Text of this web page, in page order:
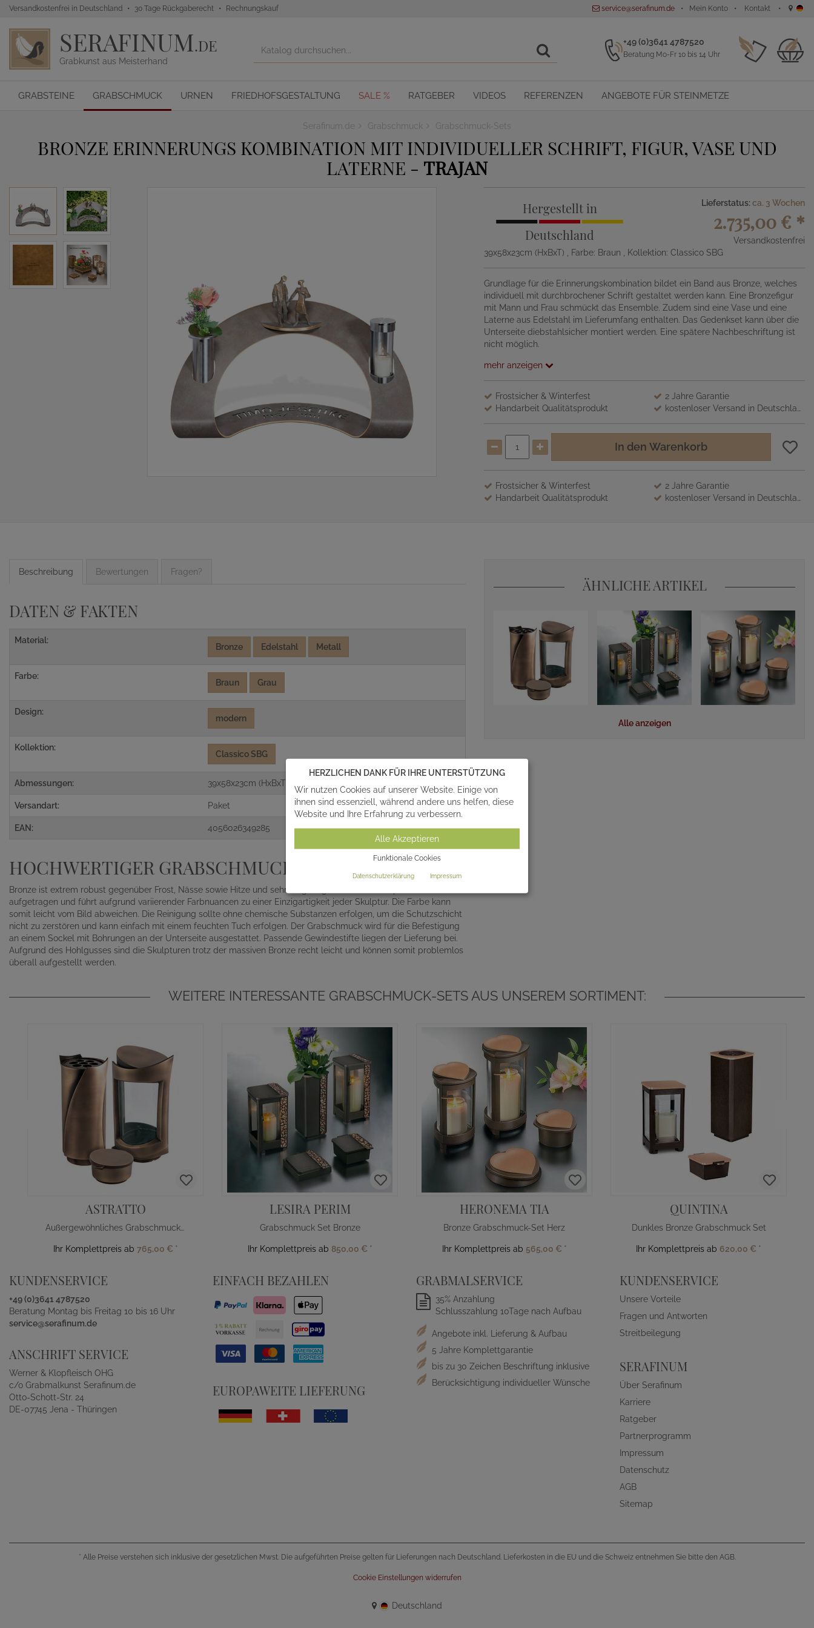
Versandkostenfrei in Deutschland 30 Tage Rückgaberecht Rechnungskauf service@serafinum.de Mein Konto Kontakt
SERAFINUM.DE
Grabkunst aus Meisterhand
+49 (0)3641 4787520
Beratung Mo-Fr 10 bis 14 Uhr
GRABSTEINE GRABSCHMUCK URNEN FRIEDHOFSGESTALTUNG SALE % RATGEBER VIDEOS REFERENZEN ANGEBOTE FÜR STEINMETZE
Serafinum.de Grabschmuck Grabschmuck-Sets
BRONZE ERINNERUNGS KOMBINATION MIT INDIVIDUELLER SCHRIFT, FIGUR, VASE UND
LATERNE - TRAJAN
Hergestellt in
Deutschland
Lieferstatus: ca. 3 Wochen
2.735,00 € *
Versandkostenfrei
39x58x23cm (HxBxT)
, Farbe: Braun , Kollektion: Classico SBG
Grundlage für die Erinnerungskombination bildet ein Band aus Bronze, welches
individuell mit durchbrochener Schrift gestaltet werden kann. Eine Bronzefigur
mit Mann und Frau schmückt das Ensemble. Zudem sind eine Vase und eine
Laterne aus Edelstahl im Lieferumfang enthalten. Das Gedenkset kann über die
Unterseite diebstahlsicher montiert werden. Eine spätere Nachbeschriftung ist
nicht möglich.
mehr anzeigen
Frostsicher & Winterfest
2 Jahre Garantie
Handarbeit Qualitätsprodukt
kostenloser Versand in Deutschland
In den Warenkorb
Frostsicher & Winterfest
2 Jahre Garantie
Handarbeit Qualitätsprodukt
kostenloser Versand in Deutschland
Beschreibung Bewertungen Fragen?
DATEN & FAKTEN
Material:
Bronze Edelstahl Metall
Farbe:
Braun Grau
Design:
modern
Kollektion:
Classico SBG
Abmessungen: 39x58x23cm (HxBxT)
Versandart: Paket
EAN: 4056026349285
HOCHWERTIGER GRABSCHMUCK AUS BRONZE
Bronze ist extrem robust gegenüber Frost, Nässe sowie Hitze und sehr langlebig. Die Patina wird per Hand
aufgetragen und führt aufgrund variierender Farbnuancen zu einer Einzigartigkeit jeder Skulptur. Die Farbe kann
somit leicht vom Bild abweichen. Die Reinigung sollte ohne chemische Substanzen erfolgen, um die Schutzschicht
nicht zu zerstören und kann einfach mit einem feuchten Tuch erfolgen. Der Grabschmuck wird für die Befestigung
an einem Sockel mit Bohrungen an der Unterseite ausgestattet. Passende Gewindestifte liegen der Lieferung bei.
Aufgrund des Hohlgusses sind die Skulpturen trotz der massiven Bronze recht leicht und können somit problemlos
überall aufgestellt werden.
ÄHNLICHE ARTIKEL
Alle anzeigen
WEITERE INTERESSANTE GRABSCHMUCK-SETS AUS UNSEREM SORTIMENT:
ASTRATTO
Außergewöhnliches Grabschmuck Set
Ihr Komplettpreis ab 765,00 € *
LESIRA PERIM
Grabschmuck Set Bronze
Ihr Komplettpreis ab 850,00 € *
HERONEMA TIA
Bronze Grabschmuck-Set Herz
Ihr Komplettpreis ab 565,00 € *
QUINTINA
Dunkles Bronze Grabschmuck Set
Ihr Komplettpreis ab 620,00 € *
KUNDENSERVICE
+49 (0)3641 4787520
Beratung Montag bis Freitag 10 bis 16 Uhr
service@serafinum.de
ANSCHRIFT SERVICE
Werner & Klopfleisch OHG
c/o Grabmalkunst Serafinum.de
Otto-Schott-Str. 24
DE-07745 Jena - Thüringen
EINFACH BEZAHLEN
EUROPAWEITE LIEFERUNG
GRABMALSERVICE
35% Anzahlung
Schlusszahlung 10Tage nach Aufbau
Angebote inkl. Lieferung & Aufbau
5 Jahre Komplettgarantie
bis zu 30 Zeichen Beschriftung inklusive
Berücksichtigung individueller Wünsche
KUNDENSERVICE
Unsere Vorteile
Fragen und Antworten
Streitbeilegung
SERAFINUM
Über Serafinum
Karriere
Ratgeber
Partnerprogramm
Impressum
Datenschutz
AGB
Sitemap
* Alle Preise verstehen sich inklusive der gesetzlichen Mwst. Die aufgeführten Preise gelten für Lieferungen nach Deutschland. Lieferkosten in die EU und die Schweiz entnehmen Sie bitte den AGB.
Cookie Einstellungen widerrufen
Deutschland
HERZLICHEN DANK FÜR IHRE UNTERSTÜTZUNG
Wir nutzen Cookies auf unserer Website. Einige von
ihnen sind essenziell, während andere uns helfen, diese
Website und Ihre Erfahrung zu verbessern.
Alle Akzeptieren
Funktionale Cookies
Datenschutzerklärung Impressum